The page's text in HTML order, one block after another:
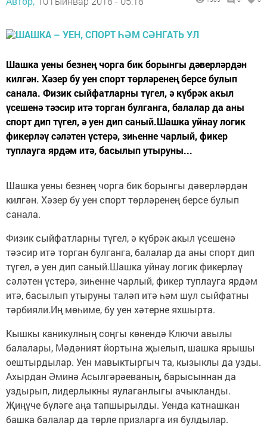
Шашка уены безнең чорга бик борынгы дәверләрдән
килгән. Хәзер бу уен спорт төрләренең берсе булып
санала. Физик сыйфатларны түгел, ә күбрәк акыл
үсешенә тәэсир итә торган булганга, балалар да аны
спорт дип түгел, ә уен дип саный.Шашка уйнау логик
фикерләү сәләтен үстерә, зиһенне чарлый, фикер
туплауга ярдәм итә, басылып утыруны...
Шашка уены безнең чорга бик борынгы дәверләрдән
килгән. Хәзер бу уен спорт төрләренең берсе булып
санала.
Физик сыйфатларны түгел, ә күбрәк акыл үсешенә
тәэсир итә торган булганга, балалар да аны спорт дип
түгел, ә уен дип саный.Шашка уйнау логик фикерләү
сәләтен үстерә, зиһенне чарлый, фикер туплауга ярдәм
итә, басылып утыруны таләп итә һәм шул сыйфатны
тәрбияли.Иң мөһиме, бу уен хәтерне яхшырта.
Кышкы каникулның соңгы көнендә Ключи авылы
балалары, Мәдәният йортына җыелып, шашка ярышы
оештырдылар. Уен мавыктыргыч та, кызыклы да узды.
Ахырдан Әминә Асылгәрәеваның, барысыннан да
уздырып, лидерлыкны яулаганлыгы ачыкланды.
Җиңүче бүләге аңа тапшырылды. Уенда катнашкан
башка балалар да төрле призларга ия булдылар.